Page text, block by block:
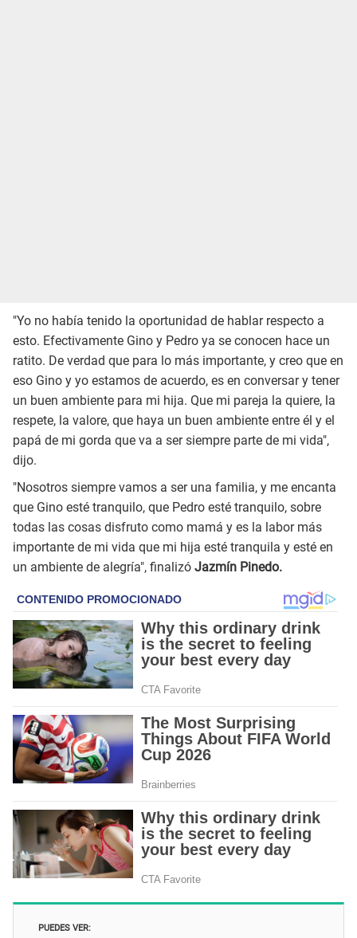
"Yo no había tenido la oportunidad de hablar respecto a
esto. Efectivamente Gino y Pedro ya se conocen hace un
ratito. De verdad que para lo más importante, y creo que en
eso Gino y yo estamos de acuerdo, es en conversar y tener
un buen ambiente para mi hija. Que mi pareja la quiere, la
respete, la valore, que haya un buen ambiente entre él y el
papá de mi gorda que va a ser siempre parte de mi vida",
dijo.
"Nosotros siempre vamos a ser una familia, y me encanta
que Gino esté tranquilo, que Pedro esté tranquilo, sobre
todas las cosas disfruto como mamá y es la labor más
importante de mi vida que mi hija esté tranquila y esté en
un ambiente de alegría", finalizó Jazmín Pinedo.
PUEDES VER: